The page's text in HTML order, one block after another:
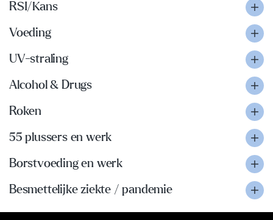
RSI/Kans
Voeding
UV-straling
Alcohol & Drugs
Roken
55 plussers en werk
Borstvoeding en werk
Besmettelijke ziekte / pandemie